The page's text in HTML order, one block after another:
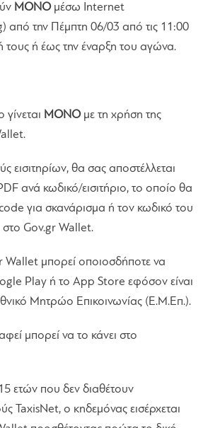
ΜΟΝΟμέσω Internet
από την Πέμπτη 06/03 από τις 11:00
τους ή έως την έναρξη του αγώνα.
ΜΟΝΟμε τη χρήση της
εισιτηρίων, θα σας αποστέλλεται
ανά κωδικό/εισιτήριο, το οποίο θα
για σκανάρισμα ή τον κωδικό του
στο Gov.gr Wallet.
Wallet μπορεί οποιοσδήποτε να
Play ή το App Store εφόσον είναι
Μητρώο Επικοινωνίας (Ε.Μ.Επ.).
μπορεί να το κάνει στο
ετών που δεν διαθέτουν
TaxisNet, ο κηδεμόνας εισέρχεται